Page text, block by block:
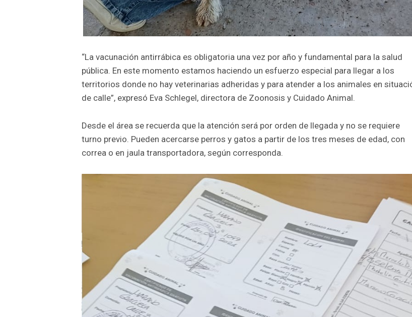
“La vacunación antirrábica es obligatoria una vez por año y fundamental para la salud
pública. En este momento estamos haciendo un esfuerzo especial para llegar a los
territorios donde no hay veterinarias adheridas y para atender a los animales en
de calle”, expresó Eva Schlegel, directora de Zoonosis y Cuidado Animal.
Desde el área se recuerda que la atención será por orden de llegada y no se requiere
turno previo. Pueden acercarse perros y gatos a partir de los tres meses de edad, con
correa o en jaula transportadora, según corresponda.